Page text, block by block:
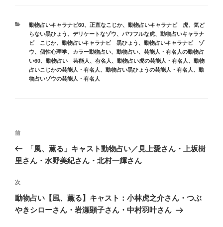
カ
テ
ゴ
リ
ー
動物占いキャラナビ60、 正直なこじか、 動物占いキャラナビ 虎、 気ど
らない黒ひょう 、 デリケートなゾウ、 パワフルな虎、 動物占いキャラナ
ビ こじか、 動物占いキャラナビ 黒ひょう 、 動物占いキャラナビ ゾ
ウ、 個性心理学、 カラー動物占い、 動物占い、 芸能人・有名人の動物占
い60、 動物占い 芸能人、有名人 、 動物占い虎の芸能人・有名人 、 動物
占いこじかの芸能人・有名人 、 動物占い黒ひょうの芸能人・有名人 、 動
物占いゾウの芸能人・有名人
投
ナ
ゲ
ー
シ
前
の
投
前
「風、薫る」キャスト動物占い／見上愛さん・上坂樹
里さん・水野美紀さん・北村一輝さん
次
の
投
次
動物占い【風、薫る】キャスト：小林虎之介さん・つぶ
やきシローさん・岩瀬顕子さん・中村羽叶さん